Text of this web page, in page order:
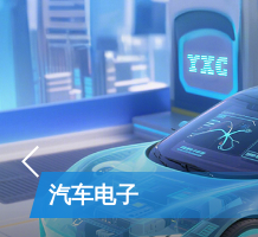
汽车电子